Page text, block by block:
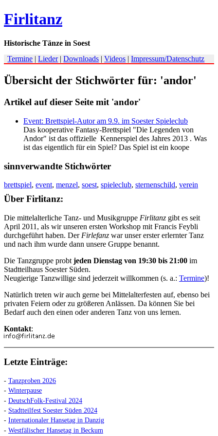
Firlitanz
Historische Tänze in Soest
Termine |Lieder|Downloads |Videos |Impressum/Datenschutz
Übersicht der Stichwörter für: 'andor'
Artikel auf dieser Seite mit 'andor'
Event: Brettspiel-Autor am 9.9. im Soester Spieleclub
Das kooperative Fantasy-Brettspiel "Die Legenden von
Andor" ist das offizielle Kennerspiel des Jahres 2013 . Was
ist das eigentlich für ein Spiel? Das Spiel ist ein koope
sinnverwandte Stichwörter
brettspiel, event, menzel, soest, spieleclub, sternenschild, verein
Über Firlitanz:
Die mittelalterliche Tanz- und Musikgruppe Firlitanz gibt es seit
April 2011, als wir unseren ersten Workshop mit Francis Feybli
durchgeführt haben. Der Firlefanz war unser erster erlernter Tanz
und nach ihm wurde dann unsere Gruppe benannt.
Die Tanzgruppe probt jeden Dienstag von 19:30 bis 21:00 im
Stadtteilhaus Soester Süden.
Neugierige Tanzwillige sind jederzeit willkommen (s. a.: Termine)!
Natürlich treten wir auch gerne bei Mittelalterfesten auf, ebenso bei
privaten Feiern oder zu größeren Anlässen. Da können Sie bei
Bedarf auch den einen oder anderen Tanz von uns lernen.
Kontakt:
Letzte Einträge:
- Tanzproben 2026
- Winterpause
- DeutschFolk-Festival 2024
- Stadtteilfest Soester Süden 2024
- Internationaler Hansetag in Danzig
- Westfälischer Hansetag in Beckum